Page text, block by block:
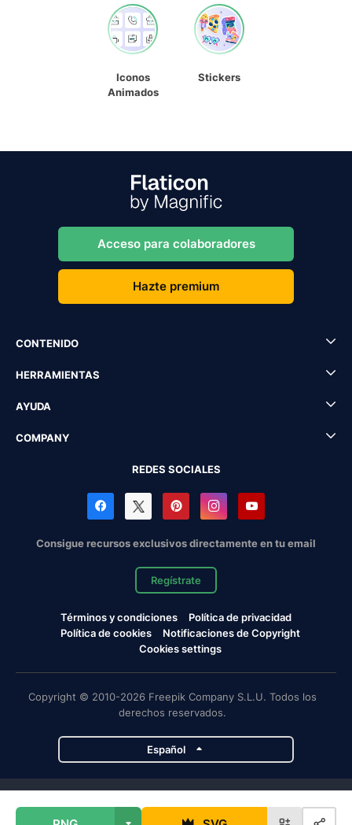
Iconos
Animados
Stickers
Acceso para colaboradores
Hazte premium
CONTENIDO
HERRAMIENTAS
AYUDA
COMPANY
REDES SOCIALES
Consigue recursos exclusivos directamente en tu email
Regístrate
Términos y condiciones
Política de privacidad
Política de cookies
Notificaciones de Copyright
Cookies settings
Copyright © 2010-2026 Freepik Company S.L.U. Todos los
derechos reservados.
Español